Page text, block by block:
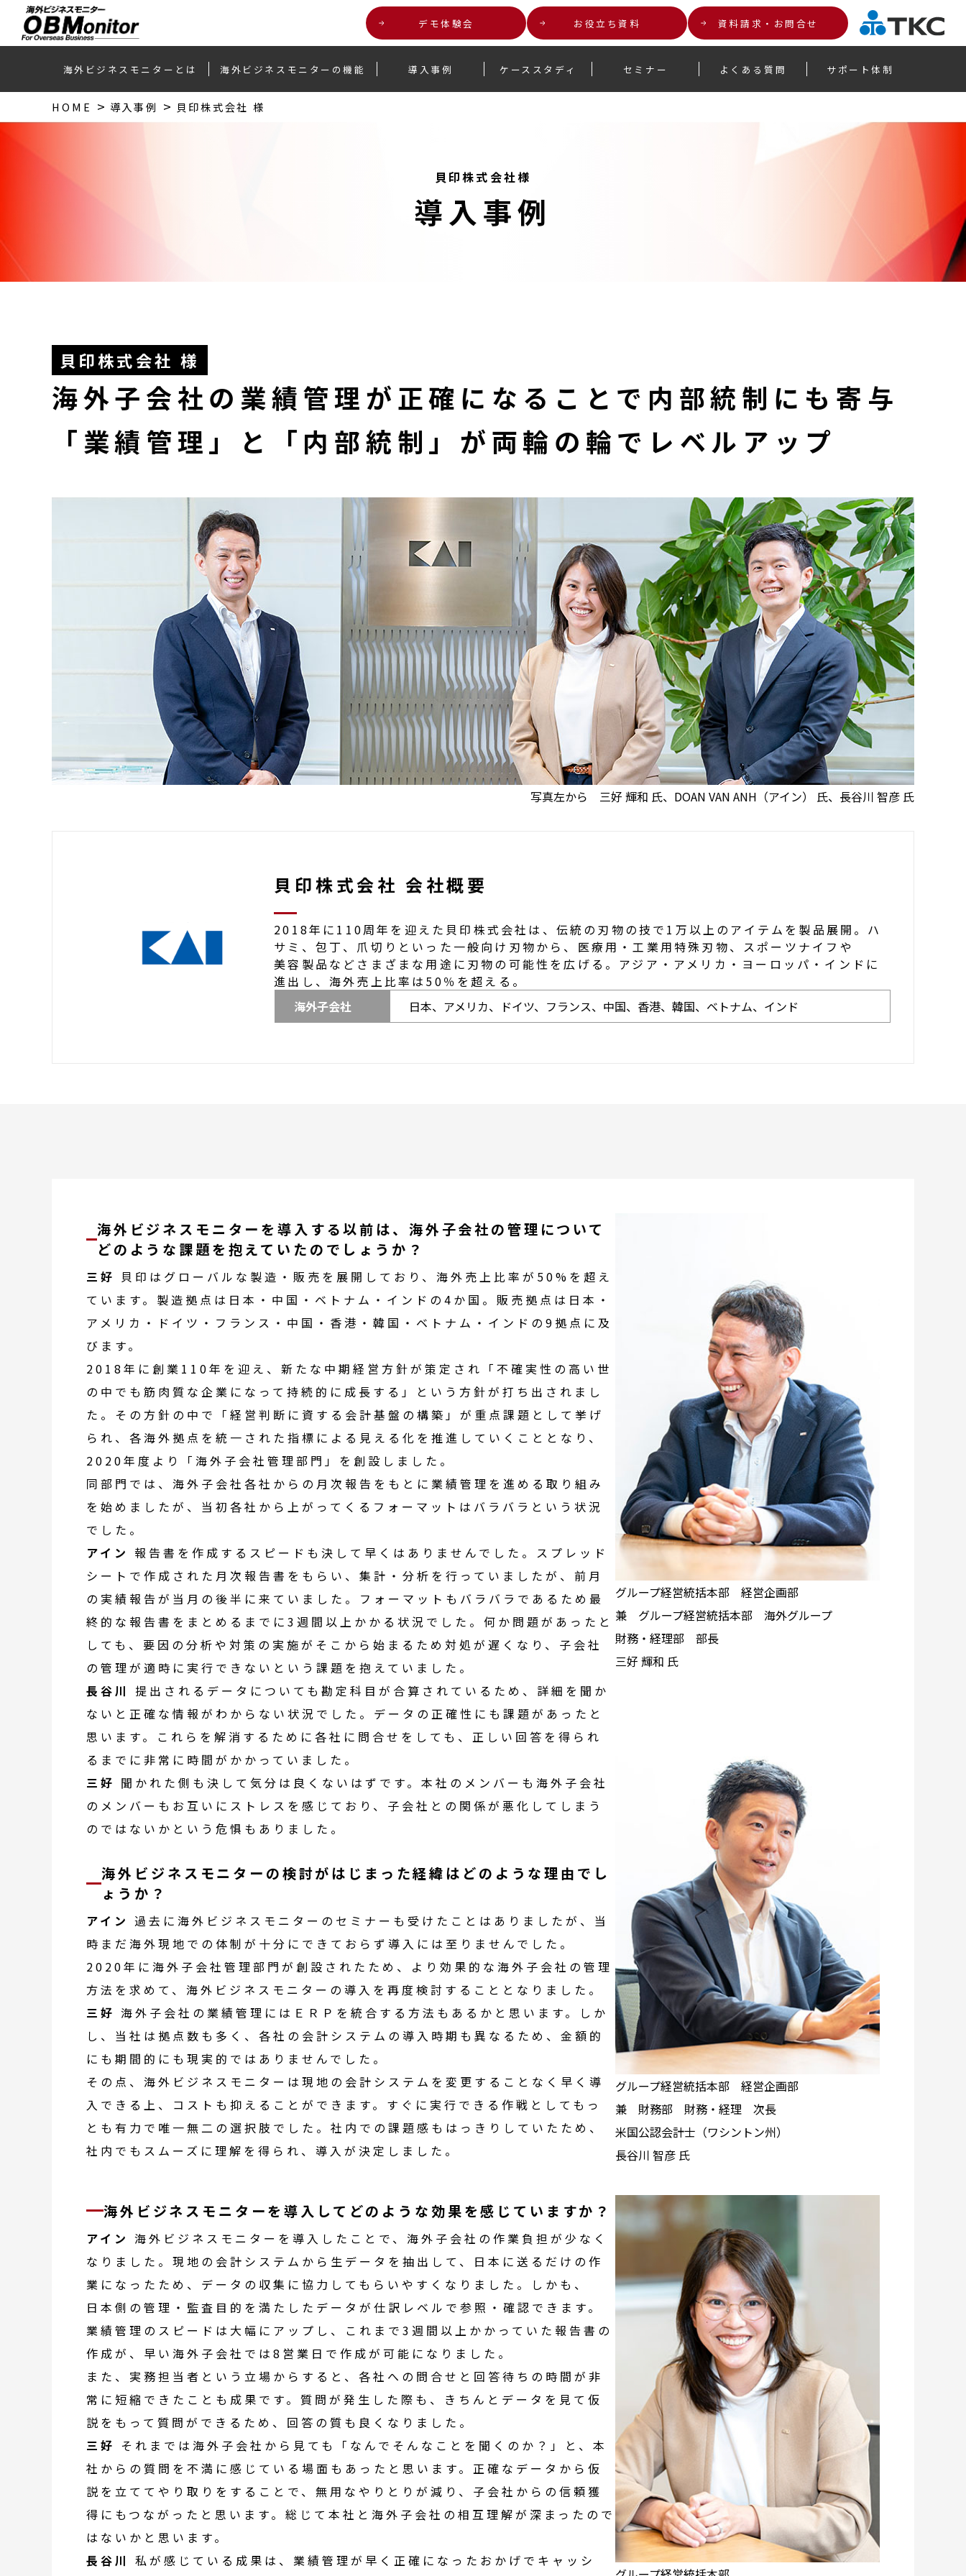
デモ体験会 お役立ち資料 資料請求・お問合せ
海外ビジネスモニター とは 海外ビジネスモニター の機能 導入事例 ケーススタディ セミナー よくある質問 サポート体制
HOME 導入事例 貝印株式会社 様
貝印株式会社様
導入事例
貝印株式会社 様
海外子会社の 業績管理が正確 に なること で 内部統制 にも 寄与
「業績管理」
と 「内部統制」 が両輪の輪で レベルアップ
写真左から 三好 輝和 氏、 DOAN VAN ANH（アイン） 氏、 長谷川 智彦 氏
貝印株式会社 会社概要
2018年に110周年を迎えた貝印株式会社は、伝統の刃物の技で1万以上のアイテムを製品展開。ハ
サミ、包丁、爪切りといった一般向け刃物から、 医療用 ・工業用特殊刃物、 スポーツ ナイフ や
美容製品 などさまざまな用途に刃物の可能性を広げる。 アジア ・ アメリカ ・ ヨーロッパ ・ インド に
進出し、海外売上比率は50％を超える。
海外子会社
日本、 アメリカ、 ドイツ、 フランス、 中国、 香港、 韓国、 ベトナム、 インド
グループ経営統括本部 経営企画部
兼 グループ経営統括本部 海外グループ
財務・経理部 部長
三好 輝和 氏
グループ経営統括本部 経営企画部
兼 財務部 財務・経理 次長
米国公認会計士（ワシントン州）
長谷川 智彦 氏
海外ビジネスモニター を導入する以前は、 海外子会社の管理 について
どのような 課題を抱えていた のでしょうか？
三好 貝印 はグローバルな製造・販売を展開しており、海外売上比率が50%を超え
ています。製造拠点は 日本 ・ 中国 ・ ベトナム ・ インド の4か国。販売拠点は 日本 ・
アメリカ ・ ドイツ ・ フランス ・ 中国 ・ 香港 ・ 韓国 ・ ベトナム ・ インド の9拠点に及
びます。
2018年に創業110年を迎え、新たな中期経営方針が策定され「不確実性の高い世
の中でも筋肉質な企業になって持続的に成長する」という方針が打ち出されまし
た。その方針の中で「経営判断に資する会計基盤の構築」が重点課題として挙げ
られ、各海外拠点を統一された指標による見える化を推進していくこととなり、
2020年度より「 海外子会社 管理部門」を創設しました。
同部門では、 海外子会社 各社からの月次報告をもとに 業績管理 を進める取り組み
を始めましたが、当初各社から上がってくるフォーマットはバラバラという状況
でした。
アイン 報告書を作成するスピードも決して早くはありませんでした。スプレッド
シートで作成された月次報告書をもらい、集計・分析を行っていましたが、前月
の実績報告が当月の後半に来ていました。フォーマットもバラバラであるため最
終的な報告書をまとめるまでに3週間以上かかる状況でした。何か問題があったと
しても、要因の分析や対策の実施がそこから始まるため対処が遅くなり、 子会社
の管理が適時に実行できないという課題を抱えていました。
長谷川 提出されるデータについても勘定科目が合算されているため、詳細を聞か
ないと正確な情報がわからない状況でした。データの正確性にも課題があったと
思います。これらを解消するために各社に問合せをしても、正しい回答を得られ
るまでに非常に時間がかかっていました。
三好 聞かれた側も決して気分は良くないはずです。本社のメンバーも 海外子会社
のメンバーもお互いにストレスを感じており、 子会社 との関係が悪化してしまう
のではないかという危惧もありました。
海外ビジネスモニター の検討がはじまった経緯はどのような理由 でし
ょうか？
アイン 過去に 海外ビジネスモニター の セミナー も受けたことはありましたが、当
時まだ海外現地での体制が十分にできておらず導入には至りませんでした。
2020年に 海外子会社 管理部門が創設されたため、より効果的な 海外子会社 の管理
方法を求めて、 海外ビジネスモニター の導入を再度検討することとなりました。
三好 海外子会社 の 業績管理 には ＥＲＰ を統合する方法もあるかと思います。しか
し、当社は拠点数も多く、各社の 会計システム の導入時期も異なるため、金額的
にも期間的にも現実的ではありませんでした。
その点、 海外ビジネスモニター は現地の 会計システム を変更することなく早く導
入できる上、コストも抑えることができます。すぐに実行できる作戦としてもっ
とも有力で唯一無二の選択肢でした。社内での課題感もはっきりしていたため、
社内でもスムーズに理解を得られ、導入が決定しました。
海外ビジネスモニターを導入して どのような効果を感じていますか ？
アイン 海外ビジネスモニター を導入したことで、 海外子会社 の作業負担が少なく
なりました。現地の 会計システム から生データを抽出して、 日本 に送るだけの作
業になったため、データの収集に協力してもらいやすくなりました。しかも、
日本 側の管理・監査目的を満たしたデータが仕訳レベルで参照・確認できます。
業績管理 のスピードは大幅にアップし、これまで3週間以上かかっていた報告書の
作成が、早い 海外子会社 では8営業日で作成が可能になりました。
また、実務担当者という立場からすると、各社への問合せと回答待ちの時間が非
常に短縮できたことも成果です。質問が発生した際も、きちんとデータを見て仮
説をもって質問ができるため、回答の質も良くなりました。
三好 それまでは 海外子会社 から見ても「なんでそんなことを聞くのか？」と、本
社からの質問を不満に感じている場面もあったと思います。正確なデータから仮
説を立ててやり取りをすることで、無用なやりとりが減り、 子会社 からの信頼獲
得にもつながったと思います。総じて本社と 海外子会社 の相互理解が深まったので
はないかと思います。
長谷川 私が感じている成果は、 業績管理が早く正確になったおかげでキャッシ